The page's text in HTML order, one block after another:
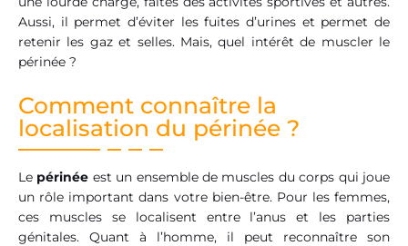
Aussi, il permet d’éviter les fuites d’urines et permet de
retenir les gaz et selles. Mais, quel intérêt de muscler le
périnée ?
Comment connaître la
localisation du périnée ?
Le périnée est un ensemble de muscles du corps qui joue
un rôle important dans votre bien-être. Pour les femmes,
ces muscles se localisent entre l’anus et les parties
génitales. Quant à l’homme, il peut reconnaître son